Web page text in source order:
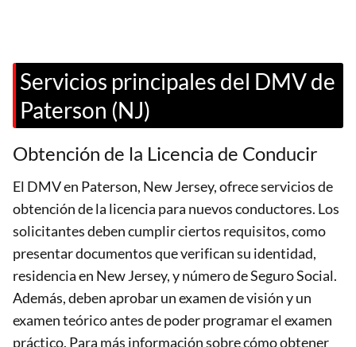
Servicios principales del DMV de
Paterson (NJ)
Obtención de la Licencia de Conducir
El DMV en Paterson, New Jersey, ofrece servicios de
obtención de la licencia para nuevos conductores. Los
solicitantes deben cumplir ciertos requisitos, como
presentar documentos que verifican su identidad,
residencia en New Jersey, y número de Seguro Social.
Además, deben aprobar un examen de visión y un
examen teórico antes de poder programar el examen
práctico. Para más información sobre cómo obtener